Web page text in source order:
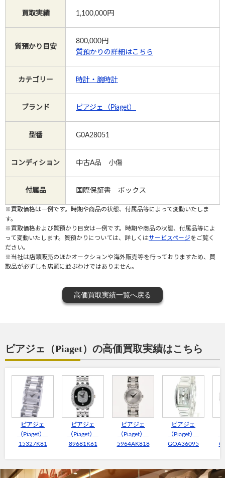
修理
Instagram
買取実績 1,100,000円
質預かり目安
800,000円
質預かりの詳細はこちら
カテゴリー 時計・腕時計
ブランド ピアジェ（Piaget）
型番 G0A28051
コンディション 中古A品 小傷
付属品 国際保証書 ボックス
※買取価格は一例です。時期や商品の状態、付属品等によって変動いたしま
す。
※買取価格および質預かり目安は一例です。時期や商品の状態、付属品等によ
って変動いたします。質預かりについては、詳しくはサービスページをご覧く
ださい。
※当社は店頭販売のほかオークションや海外販売等を行っておりますため、買
取品が必ずしも店頭に並ぶわけではありません。
高価買取実績一覧へ戻る
ピアジェ（Piaget）の高価買取実績はこちら
ピアジェ
（Piaget）
15327K81
ピアジェ
（Piaget）
89681K61
ピアジェ
（Piaget）
5964AK818
ピアジェ
（Piaget）
GOA36095